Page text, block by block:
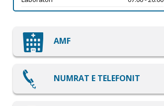
AMF
NUMRAT E TELEFONIT